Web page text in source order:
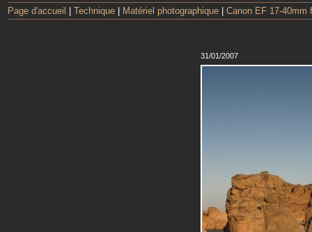
Page d'accueil Technique Matériel photographique Canon EF 17-40mm
31/01/2007